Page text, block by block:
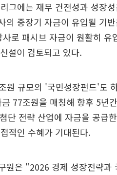
그에는 재무 건전성과 성장
의 중장기 자금이 유입될 기
로 패시브 자금이 원활히
설이 검토되고 있다.
원 규모의 '국민성장펀드'도
77조원을 매칭해 향후 5년
단 전략 산업에 자금을 공급
적인 수혜가 기대된다.
원은 "2026 경제 성장전략과